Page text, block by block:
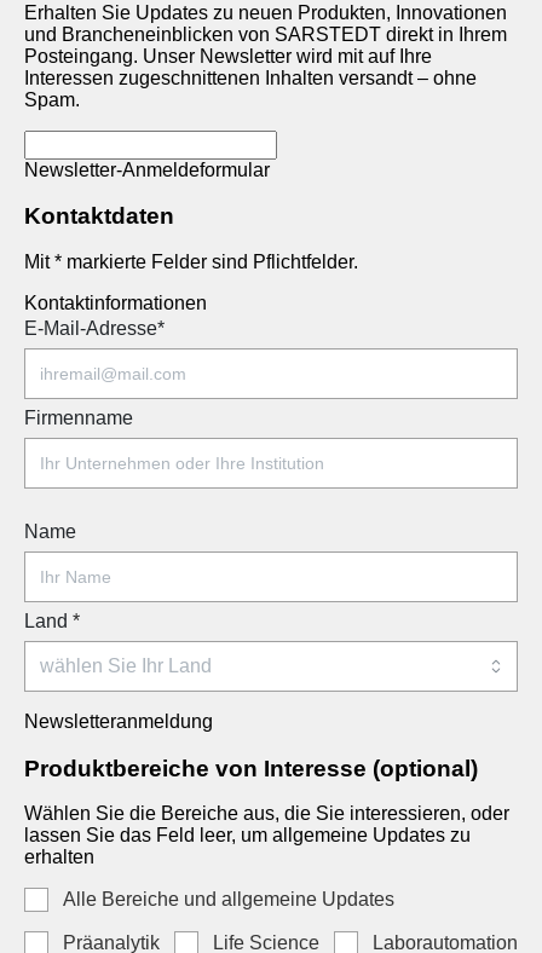
Erhalten Sie Updates zu neuen Produkten, Innovationen
und Brancheneinblicken von SARSTEDT direkt in Ihrem
Posteingang. Unser Newsletter wird mit auf Ihre
Interessen zugeschnittenen Inhalten versandt – ohne
Spam.
Newsletter-Anmeldeformular
Kontaktdaten
Mit * markierte Felder sind Pflichtfelder.
Kontaktinformationen
E-Mail-Adresse*
Firmenname
Name
Land *
Newsletteranmeldung
Produktbereiche von Interesse (optional)
Wählen Sie die Bereiche aus, die Sie interessieren, oder
lassen Sie das Feld leer, um allgemeine Updates zu
erhalten
Alle Bereiche und allgemeine Updates
Präanalytik Life Science Laborautomation